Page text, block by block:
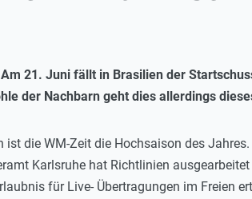
21. Juni fällt in Brasilien der
der Nachbarn geht dies allerdings
die WM-Zeit die Hochsaison des
Karlsruhe hat Richtlinien
für Live- Übertragungen im Freien